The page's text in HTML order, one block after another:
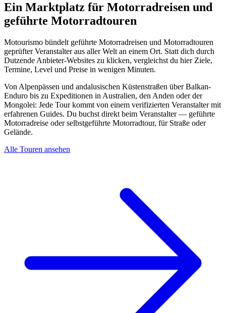
Ein Marktplatz für Motorradreisen und
geführte Motorradtouren
Motourismo bündelt geführte Motorradreisen und Motorradtouren
geprüfter Veranstalter aus aller Welt an einem Ort. Statt dich durch
Dutzende Anbieter-Websites zu klicken, vergleichst du hier Ziele,
Termine, Level und Preise in wenigen Minuten.
Von Alpenpässen und andalusischen Küstenstraßen über Balkan-
Enduro bis zu Expeditionen in Australien, den Anden oder der
Mongolei: Jede Tour kommt von einem verifizierten Veranstalter mit
erfahrenen Guides. Du buchst direkt beim Veranstalter — geführte
Motorradreise oder selbstgeführte Motorradtour, für Straße oder
Gelände.
Alle Touren ansehen